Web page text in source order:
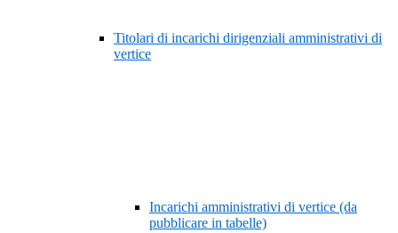
Titolari di incarichi dirigenziali amministrativi di
vertice
Incarichi amministrativi di vertice (da
pubblicare in tabelle)